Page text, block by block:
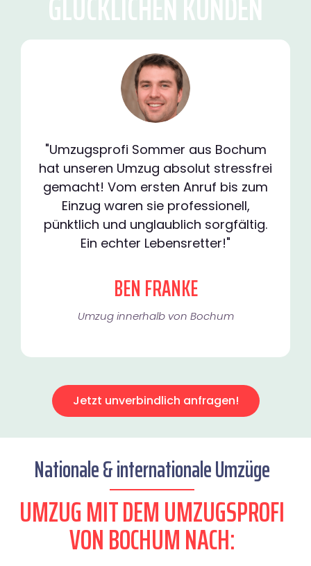
"Umzugsprofi Sommer aus Bochum
hat unseren Umzug absolut stressfrei
gemacht! Vom ersten Anruf bis zum
Einzug waren sie professionell,
pünktlich und unglaublich sorgfältig.
Ein echter Lebensretter!"
BEN FRANKE
Umzug innerhalb von Bochum​
Jetzt unverbindlich anfragen!
Nationale & internationale Umzüge
UMZUG MIT DEM UMZUGSPROFI
VON BOCHUM NACH: